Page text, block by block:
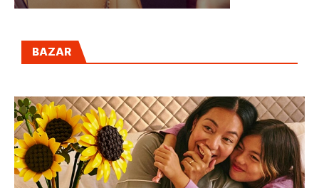
BAZAR